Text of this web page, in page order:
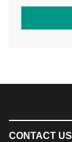
CONTACT US